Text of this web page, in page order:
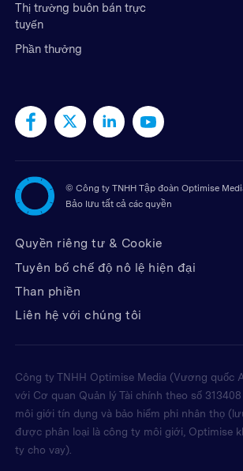
Thị trường buôn bán trực
tuyến
Phần thưởng
© Công ty TNHH Tập đoàn Optimise
Bảo lưu tất cả các quyền
Quyền riêng tư & Cookie
Tuyên bố chế độ nô lệ hiện đại
Than phiền
Liên hệ với chúng tôi
Công ty TNHH Optimise Media (Vương quốc
với Cơ quan Quản lý Tài chính theo số
môi giới tín dụng và bảo hiểm phi nhân thọ
được phân loại là công ty môi giới, Optimise
ty cho vay).